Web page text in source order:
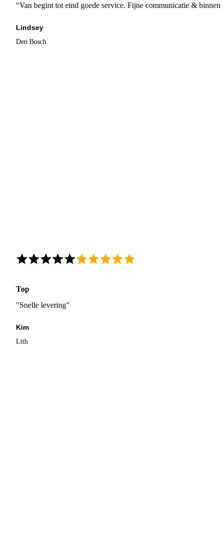
"Van begint tot eind goede service. Fijne communicatie &
Lindsey
Den Bosch
Top
"Snelle levering"
Kim
Lith